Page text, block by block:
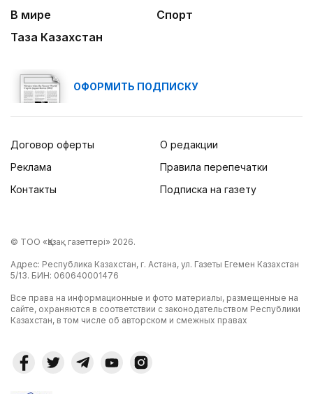
В мире
Спорт
Таза Казахстан
ОФОРМИТЬ ПОДПИСКУ
Договор оферты
Реклама
Контакты
О редакции
Правила перепечатки
Подписка на газету
© ТОО «Қазақ газеттері» 2026.
Адрес: Республика Казахстан, г. Астана, ул. Газеты Егемен Казахстан
5/13. БИН: 060640001476
Все права на информационные и фото материалы, размещенные на
сайте, охраняются в соответствии с законодательством Республики
Казахстан, в том числе об авторском и смежных правах